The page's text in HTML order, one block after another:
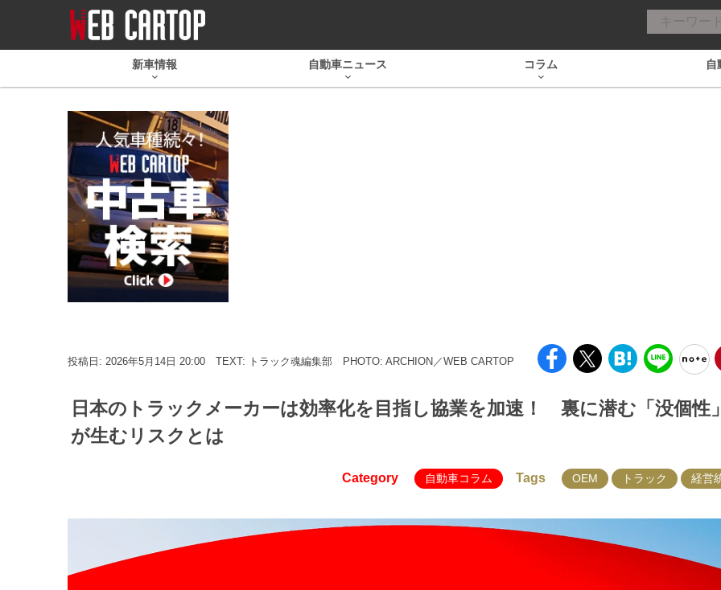
新車情報 自動車ニュース コラム 自
投稿日: 2026年5月14日 20:00 TEXT: トラック魂編集部 PHOTO: ARCHION／WEB CARTOP
日本のトラックメーカーは効率化を目指し協業を加速！ 裏に潜む「没個性
が生むリスクとは
Category 自動車コラム Tags OEM トラック 経営